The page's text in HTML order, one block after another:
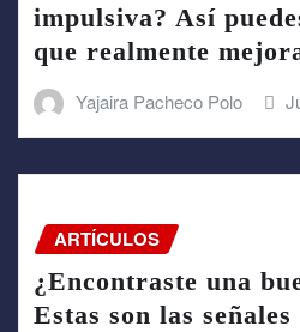
impulsiva? Así
que realmente
Yajaira Pacheco Polo
ARTÍCULOS
¿Encontraste una
Estas son las